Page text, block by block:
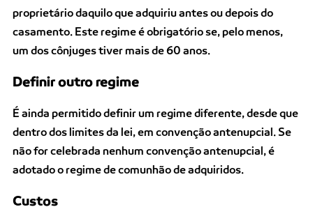
proprietário daquilo que adquiriu antes ou depois do
casamento. Este regime é obrigatório se, pelo menos,
um dos cônjuges tiver mais de 60 anos.
Definir outro regime
É ainda permitido definir um regime diferente, desde que
dentro dos limites da lei, em convenção antenupcial. Se
não for celebrada nenhum convenção antenupcial, é
adotado o regime de comunhão de adquiridos.
Custos